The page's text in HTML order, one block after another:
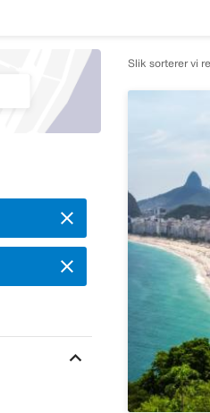
close
close
expand_more
Slik sorterer vi